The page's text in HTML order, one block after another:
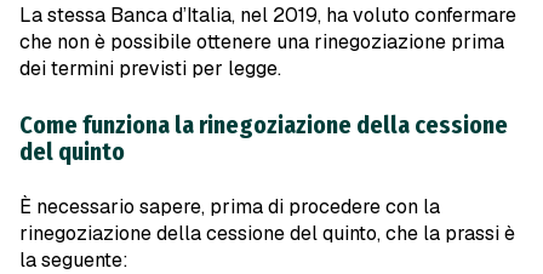
La stessa Banca d’Italia, nel 2019, ha voluto confermare
che non è possibile ottenere una rinegoziazione prima
dei termini previsti per legge.
Come funziona la rinegoziazione della cessione
del quinto
È necessario sapere, prima di procedere con la
rinegoziazione della cessione del quinto, che la prassi è
la seguente: